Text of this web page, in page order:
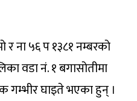
र ना ५६ प १३८१ नम्बरको
वडा नं. १ बगासोतीमा
गम्भीर घाइते भएका हुन् ।